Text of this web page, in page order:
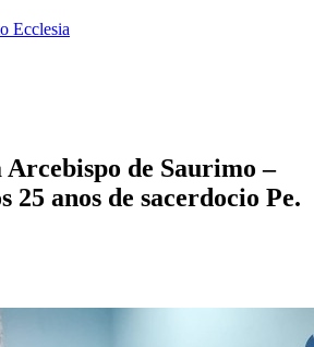
Ecclesia
de Saurimo –
25 anos de sacerdocio Pe.